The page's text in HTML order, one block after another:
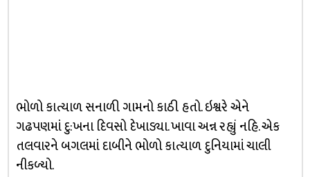
ભોળો કાત્યાળ સનાળી ગામનો કાઠી હતો. ઇશ્વરે એને
ગઢપણમાં દુ:ખના દિવસો દેખાડ્યા. ખાવા અન્ન રહ્યું નહિ. એક
તલવારને બગલમાં દાબીને ભોળો કાત્યાળ દુનિયામાં ચાલી
નીકળ્યો.